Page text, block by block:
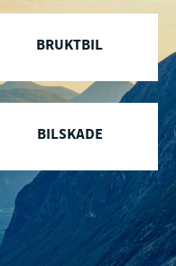
BRUKTBIL
BILSKADE